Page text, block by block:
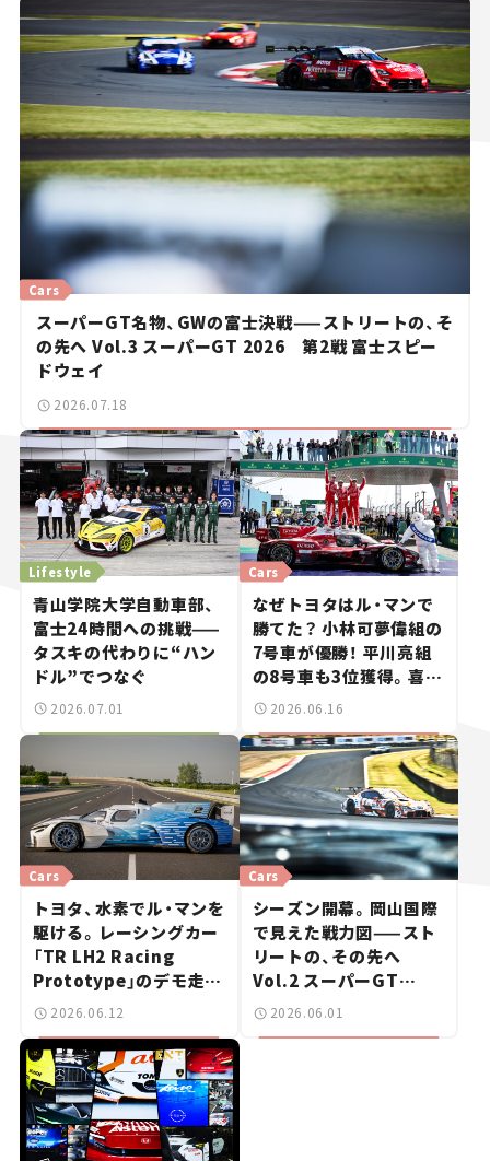
Cars
スーパーGT名物、GWの富士決戦——ストリートの、そ
の先へ Vol.3 スーパーGT 2026 第2戦 富士スピー
ドウェイ
2026.07.18
Lifestyle
青山学院大学自動車部、
富士24時間への挑戦——
タスキの代わりに“ハン
ドル”でつなぐ
2026.07.01
Cars
なぜトヨタはル・マンで
勝てた？ 小林可夢偉組の
7号車が優勝！ 平川亮組
の8号車も3位獲得。喜び
のコメントとともに振り
2026.06.16
Cars
トヨタ、水素でル・マンを
駆ける。レーシングカー
「TR LH2 Racing
Prototype」のデモ走行
を初披露
2026.06.12
Cars
シーズン開幕。岡山国際
で見えた戦力図——スト
リートの、その先へ
Vol.2 スーパーGT
2026開幕戦 岡山国際サ
ーキット
2026.06.01